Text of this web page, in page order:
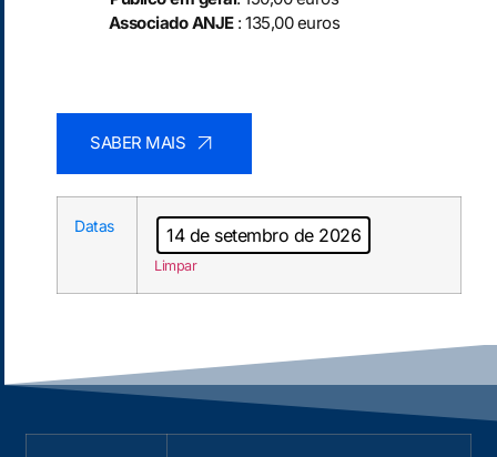
Associado ANJE: 135,00 euros
SABER MAIS
Datas 14 de setembro de 2026
Limpar